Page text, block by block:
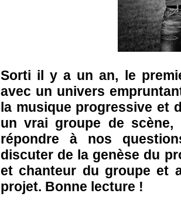
Sorti il y a un an, le
avec un univers
la musique progressive et
un vrai groupe de
répondre à nos
discuter de la genèse du
et chanteur du groupe et
projet. Bonne lecture !